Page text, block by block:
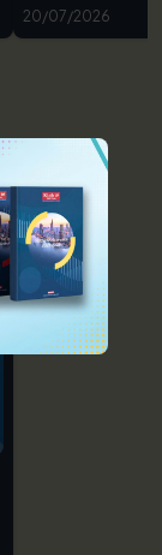
20/07/2026